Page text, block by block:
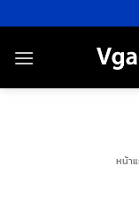
ไป
ยัง
หน้า